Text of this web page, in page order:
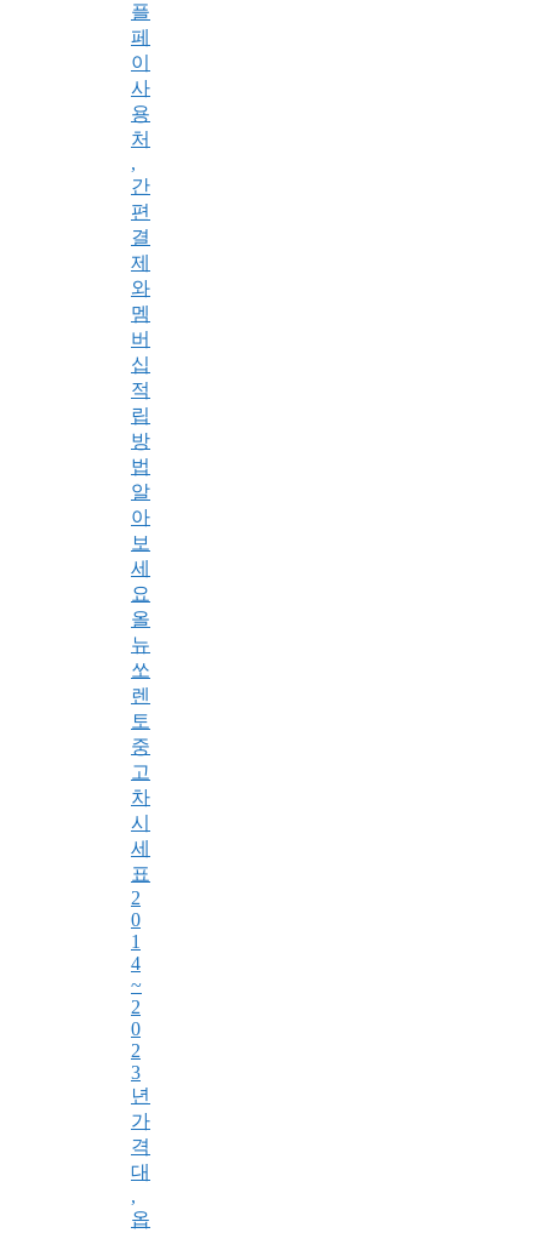
플
페
이
사
용
처
,
간
편
결
제
와
멤
버
십
적
립
방
법
알
아
보
세
요
올
뉴
쏘
렌
토
중
고
차
시
세
표
2
0
1
4
~
2
0
2
3
년
가
격
대
,
옵